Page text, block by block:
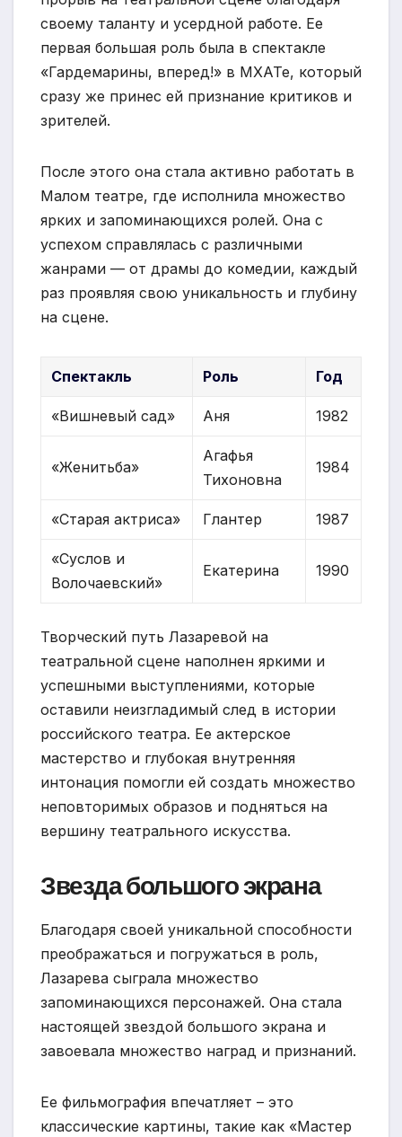
своему таланту и усердной работе. Ее
первая большая роль была в спектакле
«Гардемарины, вперед!» в МХАТе, который
сразу же принес ей признание критиков и
зрителей.
После этого она стала активно работать в
Малом театре, где исполнила множество
ярких и запоминающихся ролей. Она с
успехом справлялась с различными
жанрами — от драмы до комедии, каждый
раз проявляя свою уникальность и глубину
на сцене.
Спектакль Роль Год
«Вишневый сад» Аня 1982
«Женитьба»
Агафья
Тихоновна
1984
«Старая актриса» Глантер 1987
«Суслов и
Волочаевский»
Екатерина 1990
Творческий путь Лазаревой на
театральной сцене наполнен яркими и
успешными выступлениями, которые
оставили неизгладимый след в истории
российского театра. Ее актерское
мастерство и глубокая внутренняя
интонация помогли ей создать множество
неповторимых образов и подняться на
вершину театрального искусства.
Звезда большого экрана
Благодаря своей уникальной способности
преображаться и погружаться в роль,
Лазарева сыграла множество
запоминающихся персонажей. Она стала
настоящей звездой большого экрана и
завоевала множество наград и признаний.
Ее фильмография впечатляет – это
классические картины, такие как «Мастер